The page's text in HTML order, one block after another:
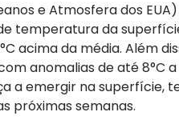
e Atmosfera dos
temperatura da
acima da média. Além
anomalias de até 8°C
a emergir na superfície,
próximas semanas.